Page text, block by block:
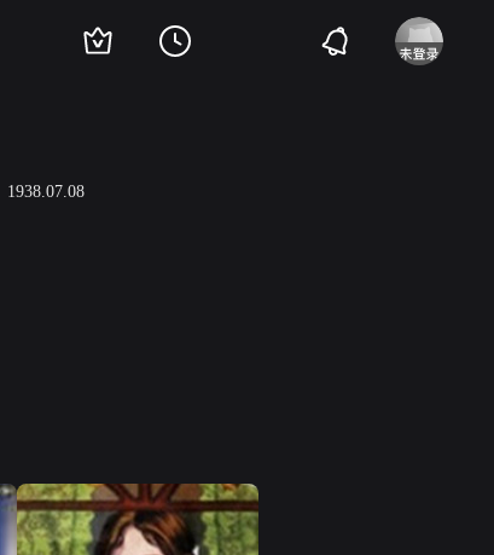
1938.07.08